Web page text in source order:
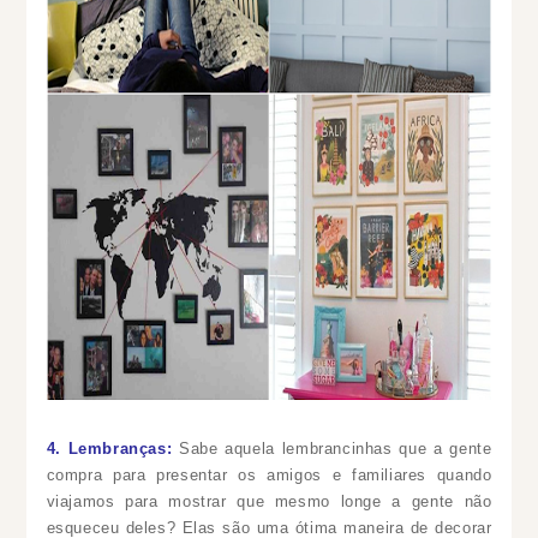
4. Lembranças: Sabe aquela lembrancinhas que a gente
compra para presentar os amigos e familiares quando
viajamos para mostrar que mesmo longe a gente não
esqueceu deles? Elas são uma ótima maneira de decorar